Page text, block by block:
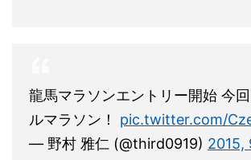
龍馬マラソンエントリー開始 今
ルマラソン！ pic.twitter.com/
— 野村 雅仁 (@third0919) 2015,